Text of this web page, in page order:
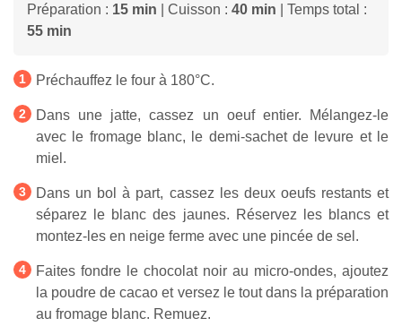
Préparation : 15 min | Cuisson : 40 min | Temps total :
55 min
Préchauffez le four à 180°C.
Dans une jatte, cassez un oeuf entier. Mélangez-le
avec le fromage blanc, le demi-sachet de levure et le
miel.
Dans un bol à part, cassez les deux oeufs restants et
séparez le blanc des jaunes. Réservez les blancs et
montez-les en neige ferme avec une pincée de sel.
Faites fondre le chocolat noir au micro-ondes, ajoutez
la poudre de cacao et versez le tout dans la préparation
au fromage blanc. Remuez.